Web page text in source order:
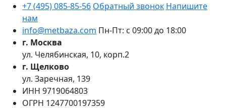
+7 (495) 085-85-56 Обратный звонок Напишите
нам
info@metbaza.com Пн-Пт: с 09:00 до 18:00
г. Москва
ул. Челябинская, 10, корп.2
г. Щелково
ул. Заречная, 139
ИНН 9719064803
ОГРН 1247700197359